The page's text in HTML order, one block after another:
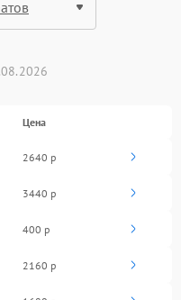
Цена
2640 р
3440 р
400 р
2160 р